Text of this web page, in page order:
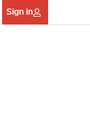
Sign in